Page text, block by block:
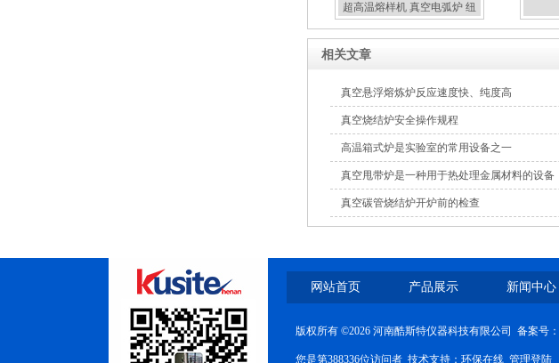
超高温熔样机 真空电弧炉 纽
相关文章
真空悬浮熔炼炉反应速度快、纯度高
真空烧结炉安全操作规程
高温箱式炉是实验室的常用设备之一
真空甩带炉是一种用于热处理金属材料的设备
真空碳管烧结炉开炉前的检查
网站首页 产品展示 新闻中心
版权所有 ©2026 河南酷斯特仪器科技有限公司 备案号：
您是第388336位访问者 技术支持： 环保在线 管理登陆